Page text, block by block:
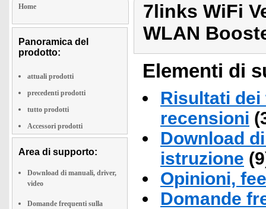
Home
Panoramica del
prodotto:
attuali prodotti
precedenti prodotti
tutto prodotti
Accessori prodotti
Area di supporto:
Download di manuali, driver,
video
Domande frequenti sulla
7links WiFi
WLAN
Elementi di
Risultati
recensioni
Download
istruzione
Opinioni,
Domande